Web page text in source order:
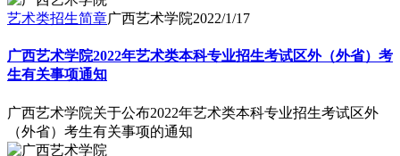
艺术类招生简章广西艺术学院2022/1/17
广西艺术学院2022年艺术类本科专业招生考试区外（外省）考
生有关事项通知
广西艺术学院关于公布2022年艺术类本科专业招生考试区外
（外省）考生有关事项的通知